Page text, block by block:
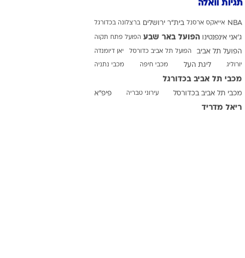
ספורט1
מדורים מחוץ לקווים
תגיות וואלה
NBA אייאקס ארסנל בית"ר ירושלים ברצלונה בכדורגל
ג'אני אינפנטינו הפועל באר שבע הפועל פתח תקוה
הפועל תל אביב הפועל תל אביב כדורסל יאן דיומנדה
יורוליג ליגת העל מכבי חיפה מכבי נתניה
מכבי תל אביב בכדורגל
מכבי תל אביב בכדורסל עירוני טבריה פיפ"א
ריאל מדריד